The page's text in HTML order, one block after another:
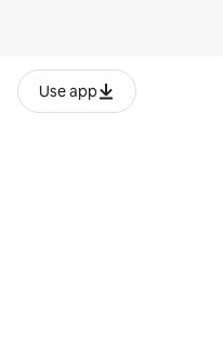
Use app